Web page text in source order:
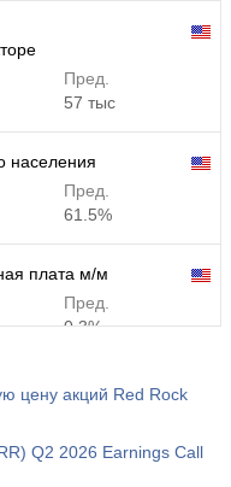
Пред.
57 тыс
населения
Пред.
61.5%
плата м/м
Пред.
0.3%
плата г/г
цену акций Red Rock
Q2 2026 Earnings Call